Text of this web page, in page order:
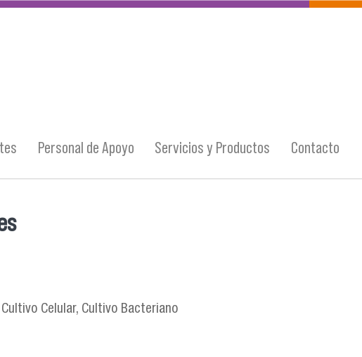
Personal de Apoyo Servicios y Productos Contacto
Celular, Cultivo Bacteriano